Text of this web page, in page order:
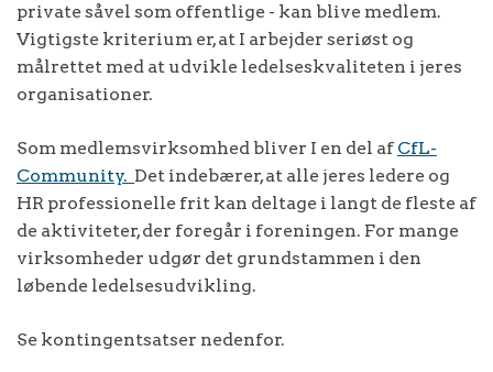
private såvel som offentlige - kan blive medlem.
Vigtigste kriterium er, at I arbejder seriøst og
målrettet med at udvikle ledelseskvaliteten i jeres
organisationer.
Som medlemsvirksomhed bliver I en del afCfL-
Community. Det indebærer, at alle jeres ledere og
HR professionelle frit kan deltage i langt de fleste af
de aktiviteter, der foregår i foreningen. For mange
virksomheder udgør det grundstammen i den
løbende ledelsesudvikling.
Se kontingentsatser nedenfor.